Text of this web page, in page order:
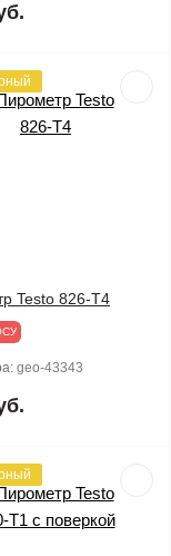
Testo 826-T4
geo-43343